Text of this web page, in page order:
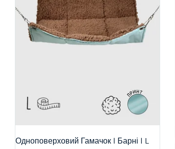
Одноповерховий Гамачок | Барні | L